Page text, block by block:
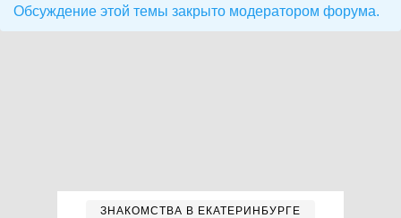
Обсуждение этой темы закрыто модератором форума.
ЗНАКОМСТВА В ЕКАТЕРИНБУРГЕ